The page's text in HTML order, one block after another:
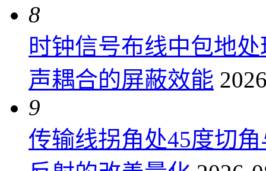
8
时钟信号布线中包地
声耦合的屏蔽效能
9
传输线拐角处45度切